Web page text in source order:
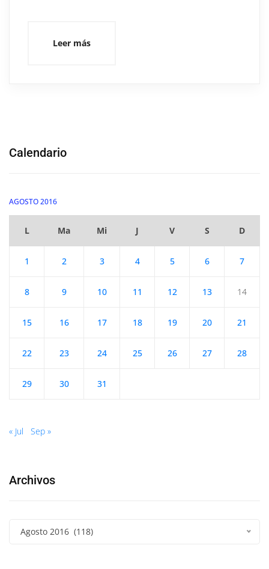
Leer más
Calendario
AGOSTO 2016
L Ma Mi J V S D
1 2 3 4 5 6 7
8 9 10 11 12 13 14
15 16 17 18 19 20 21
22 23 24 25 26 27 28
29 30 31
« Jul Sep »
Archivos
Agosto 2016 (118)